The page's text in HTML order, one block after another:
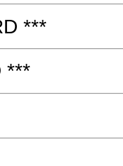
***
***